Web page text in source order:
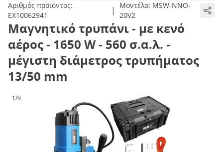
Αριθμός προϊόντος:
EX10062941
| Μοντέλο: MSW-NNO-
20V2
Μαγνητικό τρυπάνι - με κενό
αέρος - 1650 W - 560 σ.α.λ. -
μέγιστη διάμετρος τρυπήματος
13/50 mm
1/9